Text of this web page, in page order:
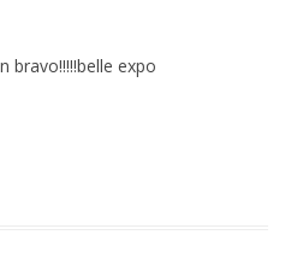
bravo!!!!!belle expo